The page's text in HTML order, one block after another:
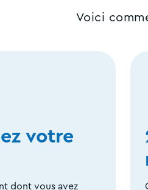
Voici
votre
dont vous avez